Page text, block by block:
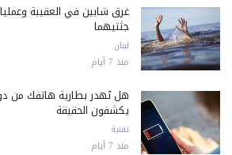
غرق شابين في العقيبة
جثتيهما
لبنان
منذ 7 أيام
هل تُهدر بطارية هاتفك من
يكشفون الحقيقة
تقنية
منذ 7 أيام